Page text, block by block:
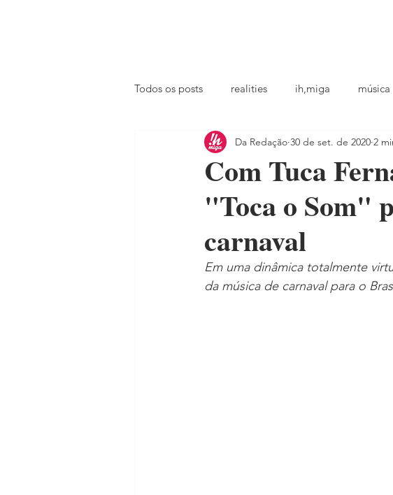
Todos os posts realities ih,miga música
looks podcast playlists
Com Tuca
"Toca o Som"
carnaval
Da Redação 30 de set. de 2020 2
Em uma dinâmica totalmente
da música de carnaval para o